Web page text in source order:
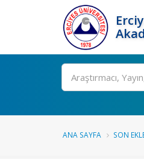
Ara
ANA SAYFA SON